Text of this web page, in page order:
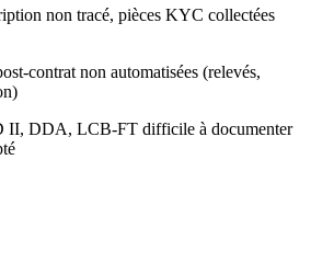
non tracé, pièces KYC collectées
contrat non automatisées (relevés,
II, DDA, LCB-FT difficile à documenter